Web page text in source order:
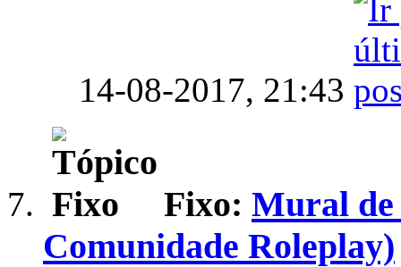
14-08-2017, 21:43
Fixo: Mural de
Comunidade Roleplay)